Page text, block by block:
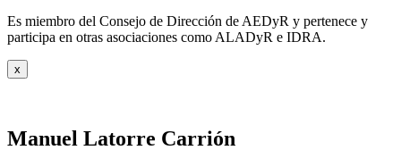
Es miembro del Consejo de Dirección de AEDyR y pertenece y
participa en otras asociaciones como ALADyR e IDRA.
x
Manuel Latorre Carrión